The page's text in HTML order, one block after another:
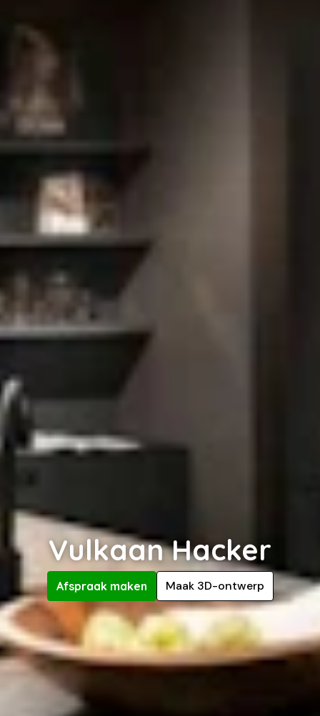
Vulkaan Hacker
Afspraak maken Maak 3D-ontwerp